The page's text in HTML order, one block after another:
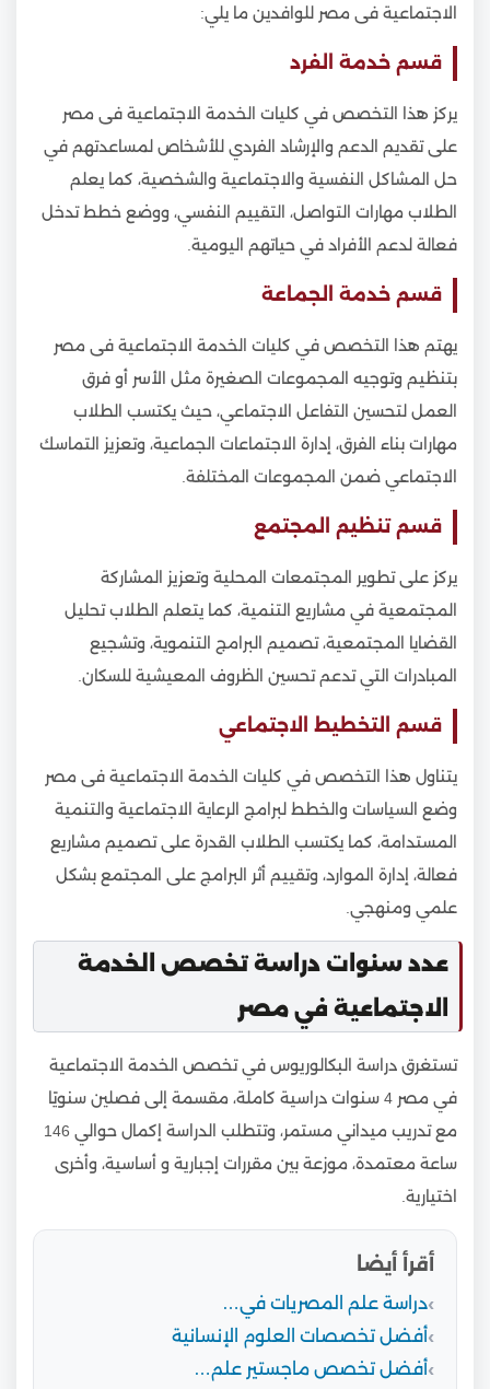
الاجتماعية فى مصر للوافدين ما يلي:
قسم خدمة الفرد
يركز هذا التخصص في كليات الخدمة الاجتماعية فى مصر
على تقديم الدعم والإرشاد الفردي للأشخاص لمساعدتهم في
حل المشاكل النفسية والاجتماعية والشخصية، كما يعلم
الطلاب مهارات التواصل، التقييم النفسي، ووضع خطط تدخل
فعالة لدعم الأفراد في حياتهم اليومية.
قسم خدمة الجماعة
يهتم هذا التخصص في كليات الخدمة الاجتماعية فى مصر
بتنظيم وتوجيه المجموعات الصغيرة مثل الأسر أو فرق
العمل لتحسين التفاعل الاجتماعي، حيث يكتسب الطلاب
مهارات بناء الفرق، إدارة الاجتماعات الجماعية، وتعزيز التماسك
الاجتماعي ضمن المجموعات المختلفة.
قسم تنظيم المجتمع
يركز على تطوير المجتمعات المحلية وتعزيز المشاركة
المجتمعية في مشاريع التنمية، كما يتعلم الطلاب تحليل
القضايا المجتمعية، تصميم البرامج التنموية، وتشجيع
المبادرات التي تدعم تحسين الظروف المعيشية للسكان.
قسم التخطيط الاجتماعي
يتناول هذا التخصص في كليات الخدمة الاجتماعية فى مصر
وضع السياسات والخطط لبرامج الرعاية الاجتماعية والتنمية
المستدامة، كما يكتسب الطلاب القدرة على تصميم مشاريع
فعالة، إدارة الموارد، وتقييم أثر البرامج على المجتمع بشكل
علمي ومنهجي.
عدد سنوات دراسة تخصص الخدمة
الاجتماعية في مصر
تستغرق دراسة البكالوريوس في تخصص الخدمة الاجتماعية
في مصر 4 سنوات دراسية كاملة، مقسمة إلى فصلين سنويًا
مع تدريب ميداني مستمر، وتتطلب الدراسة إكمال حوالي 146
ساعة معتمدة، موزعة بين مقررات إجبارية و أساسية، وأخرى
اختيارية.
أقرأ أيضا
دراسة علم المصريات في…
أفضل تخصصات العلوم الإنسانية
أفضل تخصص ماجستير علم…